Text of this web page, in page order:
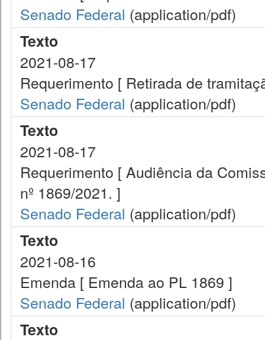
Senado Federal (application/pdf)
Texto
2021-08-17
Requerimento [ Retirada de
Senado Federal (application/pdf)
Texto
2021-08-17
Requerimento [ Audiência da
nº 1869/2021. ]
Senado Federal (application/pdf)
Texto
2021-08-16
Emenda [ Emenda ao PL 1869 ]
Senado Federal (application/pdf)
Texto